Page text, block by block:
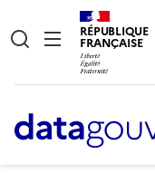
RÉPUBLIQUE
FRANÇAISE